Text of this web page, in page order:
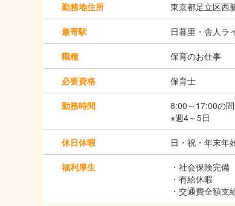
勤務地住所 東京都足立区西
最寄駅 日暮里・舎人ラ
職種 保育のお仕事
必要資格 保育士
勤務時間
8:00～17:00の
※週4～5日
休日休暇 日・祝・年末年
福利厚生
・社会保険完備
・有給休暇
・交通費全額支